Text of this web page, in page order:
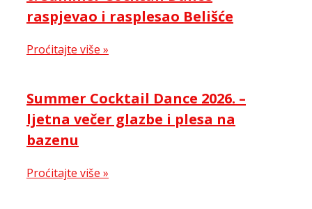
raspjevao i rasplesao Belišće
Proćitajte više »
Summer Cocktail Dance 2026. –
ljetna večer glazbe i plesa na
bazenu
Proćitajte više »